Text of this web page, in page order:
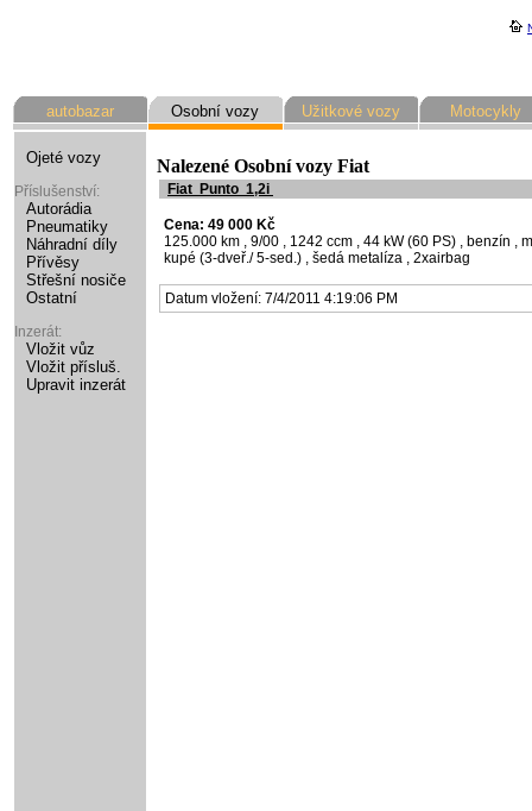
autobazar Osobní vozy Užitkové vozy Motocykly
Ojeté vozy
Příslušenství:
Autorádia
Pneumatiky
Náhradní díly
Přívěsy
Střešní nosiče
Ostatní
Inzerát:
Vložit vůz
Vložit přísluš.
Upravit inzerát
Nalezené Osobní vozy Fiat
Fiat Punto 1,2i
Cena: 49 000 Kč
125.000 km , 9/00 , 1242 ccm , 44 kW (60 PS) , benzín ,
kupé (3-dveř./ 5-sed.) , šedá metalíza , 2xairbag
Datum vložení: 7/4/2011 4:19:06 PM